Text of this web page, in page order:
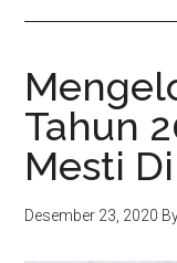
Tahun
Mesti
Desember 23, 2020